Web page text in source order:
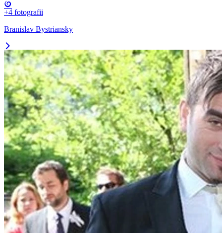
+4 fotografii
Branislav Bystriansky